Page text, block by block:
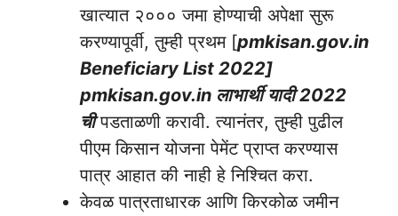
खात्यात २००० जमा होण्याची अपेक्षा सुरू
करण्यापूर्वी, तुम्ही प्रथम [pmkisan.gov.in
Beneficiary List 2022]
pmkisan.gov.in लाभार्थी यादी 2022
चीपडताळणी करावी. त्यानंतर, तुम्ही पुढील
पीएम किसान योजना पेमेंट प्राप्त करण्यास
पात्र आहात की नाही हे निश्चित करा.
केवळ पात्रताधारक आणि किरकोळ जमीन